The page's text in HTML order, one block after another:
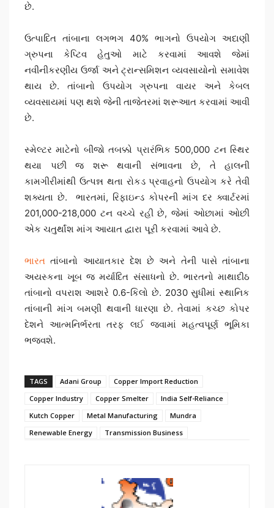
છે.
ઉત્પાદિત તાંબાના લગભગ 40% ભાગનો ઉપયોગ અદાણી
ગ્રુપના કેપ્ટિવ હેતુઓ માટે કરવામાં આવશે જેમાં
નવીનીકરણીય ઉર્જા અને ટ્રાન્સમિશન વ્યવસાયોનો સમાવેશ
થાય છે. તાંબાનો ઉપયોગ ગ્રુપના વાયર અને કેબલ
વ્યવસાયમાં પણ થશે જેની તાજેતરમાં શરૂઆત કરવામાં આવી
છે.
સ્મેલ્ટર માટેનો બીજો તબક્કો પ્રારંભિક 500,000 ટન સ્થિર
થયા પછી જ શરૂ થવાની સંભાવના છે, તે હાલની
કામગીરીમાંથી ઉત્પન્ન થતા રોકડ પ્રવાહનો ઉપયોગ કરે તેવી
શક્યતા છે. ભારતમાં, રિફાઇન્ડ કોપરની માંગ દર ક્વાર્ટરમાં
201,000-218,000 ટન વચ્ચે રહી છે, જેમાં ઓછામાં ઓછી
એક ચતુર્થાંશ માંગ આયાત દ્વારા પૂરી કરવામાં આવે છે.
ભારત તાંબાનો આયાતકાર દેશ છે અને તેની પાસે તાંબાના
અયસ્કના ખૂબ જ મર્યાદિત સંસાધનો છે. ભારતનો માથાદીઠ
તાંબાનો વપરાશ આશરે 0.6-કિલો છે. 2030 સુધીમાં સ્થાનિક
તાંબાની માંગ બમણી થવાની ધારણા છે. તેવામાં કચ્છ કોપર
દેશને આત્મનિર્ભરતા તરફ લઈ જવામાં મહત્વપૂર્ણ ભૂમિકા
ભજવશે.
TAGS Adani Group
Copper Import Reduction
Copper Industry
Copper Smelter
India Self-Reliance
Kutch Copper
Metal Manufacturing
Mundra
Renewable Energy
Transmission Business